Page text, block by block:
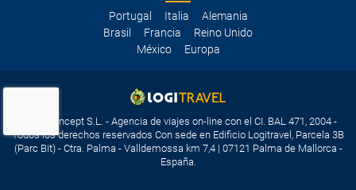
Portugal Italia
Alemania
Brasil
Francia
Reino Unido
México
Europa
Travelconcept S.L. - Agencia de viajes on-line con el CI. BAL 471, 2004 -
Todos los derechos reservados Con sede en Edificio Logitravel, Parcela 3B
(Parc Bit) - Ctra. Palma - Valldemossa km 7,4 | 07121 Palma de Mallorca -
España.